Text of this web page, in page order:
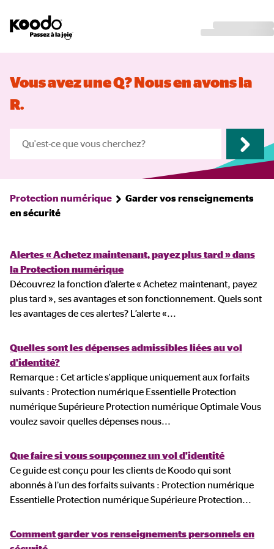
Vous avez une Q? Nous en avons la
R.
Protection numérique
Garder vos renseignements
en sécurité
Alertes « Achetez maintenant, payez plus tard » dans
la Protection numérique
Découvrez la fonction d’alerte « Achetez maintenant, payez
plus tard », ses avantages et son fonctionnement. Quels sont
les avantages de ces alertes? L’alerte «...
Quelles sont les dépenses admissibles liées au vol
d'identité?
Remarque : Cet article s'applique uniquement aux forfaits
suivants : Protection numérique Essentielle Protection
numérique Supérieure Protection numérique Optimale Vous
voulez savoir quelles dépenses nous...
Que faire si vous soupçonnez un vol d'identité
Ce guide est conçu pour les clients de Koodo qui sont
abonnés à l’un des forfaits suivants : Protection numérique
Essentielle Protection numérique Supérieure Protection...
Comment garder vos renseignements personnels en